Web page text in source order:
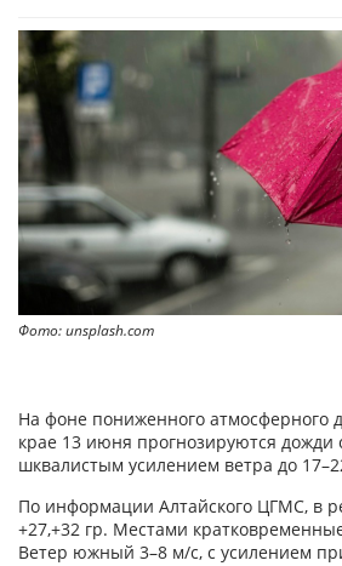
Фото: unsplash.com
На фоне пониженного атмосферного
крае 13 июня прогнозируются дожди
шквалистым усилением ветра до
По информации Алтайского ЦГМС, в
+27,+32 гр. Местами
Ветер южный 3–8 м/с, с усилением